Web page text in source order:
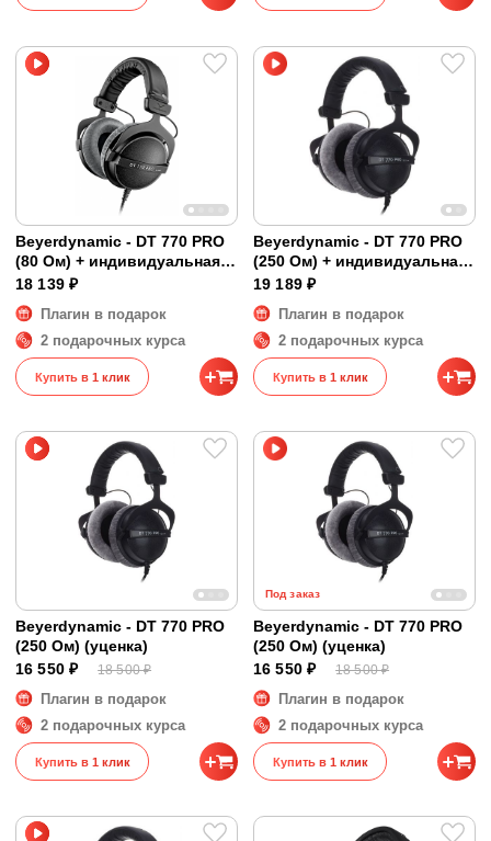
Beyerdynamic - DT 770 PRO
(80 Ом) + индивидуальная
коррекция
18 139 ₽
Плагин в подарок
2 подарочных курса
Купить в 1 клик
Beyerdynamic - DT 770 PRO
(250 Ом) + индивидуальная
коррекция
19 189 ₽
Плагин в подарок
2 подарочных курса
Купить в 1 клик
Beyerdynamic - DT 770 PRO
(250 Ом) (уценка)
16 550 ₽
18 500 ₽
Плагин в подарок
2 подарочных курса
Купить в 1 клик
Под заказ
Beyerdynamic - DT 770 PRO
(250 Ом) (уценка)
16 550 ₽
18 500 ₽
Плагин в подарок
2 подарочных курса
Купить в 1 клик